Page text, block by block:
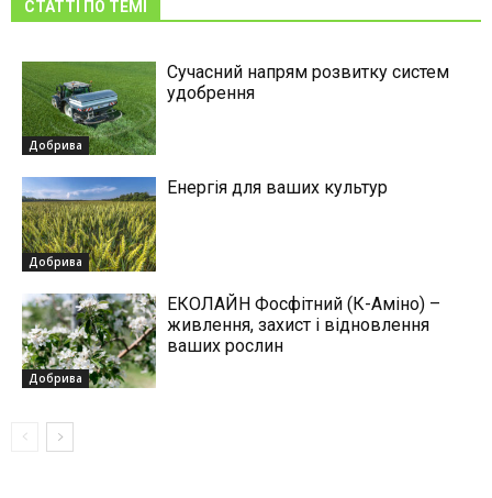
СТАТТІ ПО ТЕМІ
Добрива
Сучасний напрям розвитку систем
удобрення
Добрива
Енергія для ваших культур
Добрива
ЕКОЛАЙН Фосфітний (К-Аміно) –
живлення, захист і відновлення
ваших рослин